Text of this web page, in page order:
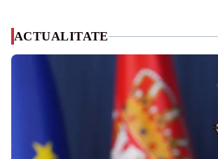
ACTUALITATE